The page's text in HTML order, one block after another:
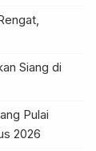
Siang di
Pulai
2026